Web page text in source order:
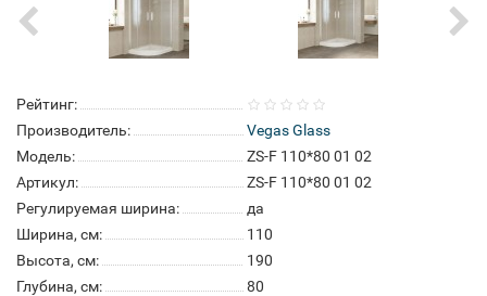
Рейтинг:
Производитель:
Vegas Glass
Модель:
ZS-F 110*80 01 02
Артикул:
ZS-F 110*80 01 02
Регулируемая ширина:
да
Ширина, см:
110
Высота, см:
190
Глубина, см:
80